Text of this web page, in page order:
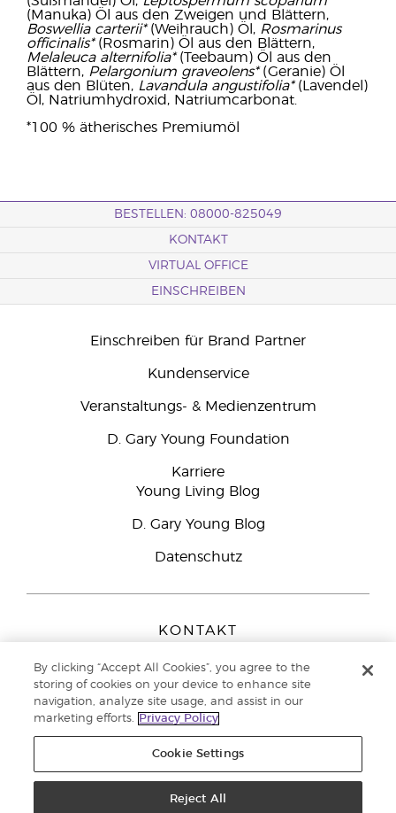
(Manuka) Öl aus den Zweigen und Blättern,
Boswellia carterii*(Weihrauch) Öl, Rosmarinus
officinalis*(Rosmarin) Öl aus den Blättern,
Melaleuca alternifolia*(Teebaum) Öl aus den
Blättern, Pelargonium graveolens*(Geranie) Öl
aus den Blüten, Lavandula angustifolia*(Lavendel)
Öl, Natriumhydroxid, Natriumcarbonat.
*100 % ätherisches Premiumöl
BESTELLEN: 08000-825049
KONTAKT
VIRTUAL OFFICE
EINSCHREIBEN
Einschreiben für Brand Partner
Kundenservice
Veranstaltungs- & Medienzentrum
D. Gary Young Foundation
Karriere
Young Living Blog
D. Gary Young Blog
Datenschutz
KONTAKT
Peizerweg 97
9727 AJ Groningen
Netherlands
Kundenservice:08000-825049
Datenschutzerklärung
By clicking “Accept All Cookies”, you agree to the
storing of cookies on your device to enhance site
navigation, analyze site usage, and assist in our
marketing efforts.
Privacy Policy
Cookie Settings
Reject All